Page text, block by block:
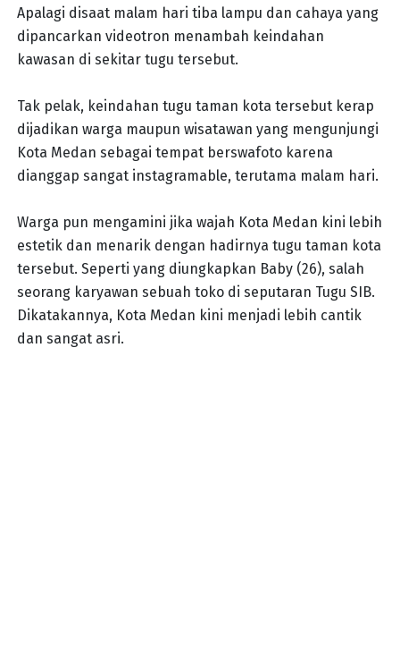
Apalagi disaat malam hari tiba lampu dan cahaya yang
dipancarkan videotron menambah keindahan
kawasan di sekitar tugu tersebut.
Tak pelak, keindahan tugu taman kota tersebut kerap
dijadikan warga maupun wisatawan yang mengunjungi
Kota Medan sebagai tempat berswafoto karena
dianggap sangat instagramable, terutama malam hari.
Warga pun mengamini jika wajah Kota Medan kini lebih
estetik dan menarik dengan hadirnya tugu taman kota
tersebut. Seperti yang diungkapkan Baby (26), salah
seorang karyawan sebuah toko di seputaran Tugu SIB.
Dikatakannya, Kota Medan kini menjadi lebih cantik
dan sangat asri.